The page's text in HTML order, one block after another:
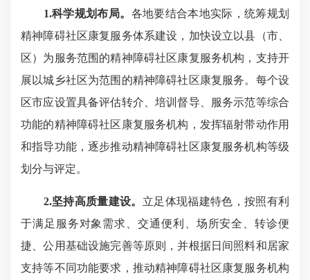
1.科学规划布局。 各地要结合本地实际，统筹规划
精神障碍社区康复服务体系建设，加快设立以县（市、
区）为服务范围的精神障碍社区康复服务机构，支持开
展以城乡社区为范围的精神障碍社区康复服务。每个设
区市应设置具备评估转介、培训督导、服务示范等综合
功能的精神障碍社区康复服务机构，发挥辐射带动作用
和指导功能，逐步推动精神障碍社区康复服务机构等级
划分与评定。
2.坚持高质量建设。 立足体现福建特色，按照有利
于满足服务对象需求、交通便利、场所安全、转诊便
捷、公用基础设施完善等原则，并根据日间照料和居家
支持等不同功能要求，推动精神障碍社区康复服务机构